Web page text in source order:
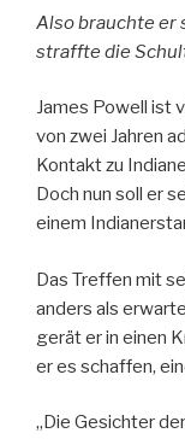
Also brauchte er
straffte die
James Powell ist
von zwei Jahren
Kontakt zu
Doch nun soll er
einem
Das Treffen mit
anders als
gerät er in einen
er es schaffen,
„Die Gesichter